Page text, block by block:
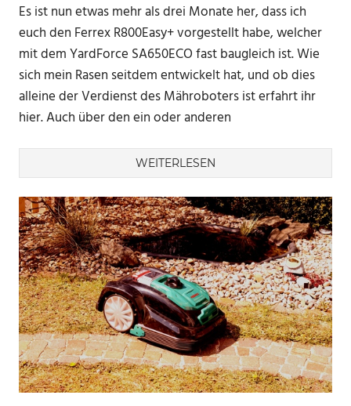
Es ist nun etwas mehr als drei Monate her, dass ich
euch den Ferrex R800Easy+ vorgestellt habe, welcher
mit dem YardForce SA650ECO fast baugleich ist. Wie
sich mein Rasen seitdem entwickelt hat, und ob dies
alleine der Verdienst des Mähroboters ist erfahrt ihr
hier. Auch über den ein oder anderen
WEITERLESEN